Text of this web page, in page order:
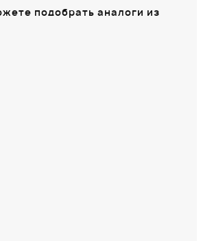
подобрать аналоги из